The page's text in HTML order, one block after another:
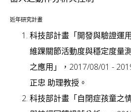
近年研究計畫
科技部計畫「開發與驗證運
維踝關節活動度與穩定度量
之應用」，2017/08/01 -
正忠 助理教授。
科技部計畫「自閉症孩童之